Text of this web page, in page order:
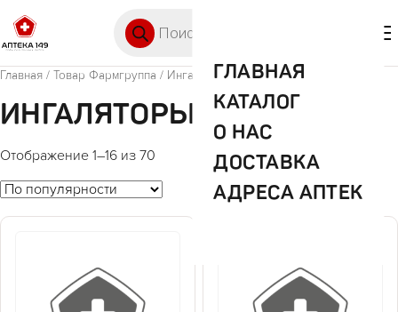
ГЛАВНАЯ
КАТАЛОГ
О НАС
ДОСТАВКА
АДРЕСА АПТЕК
Главная / Товар Фармгруппа / Ингаляторы
ИНГАЛЯТОРЫ
Отображение 1–16 из 70